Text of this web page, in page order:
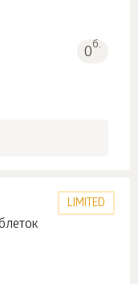
0б.
LIMITED